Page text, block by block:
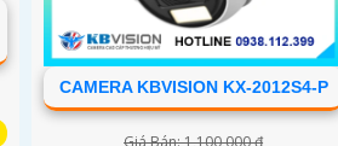
CAMERA KBVISION KX-2012S4-P